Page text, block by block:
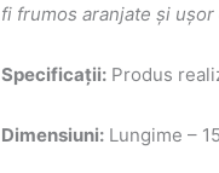
fi frumos aranjate și
Specificații: Produs
Dimensiuni: Lungime –